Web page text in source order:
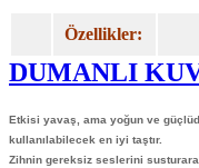
Özellikler:
DUMANLI
Etkisi yavaş, ama yoğun ve
kullanılabilecek en iyi taştır.
Zihnin gereksiz seslerini